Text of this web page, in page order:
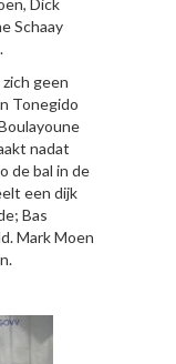
Schaay
geen
Tonegido
nadat
de bal in de
een dijk
Bas
Mark Moen